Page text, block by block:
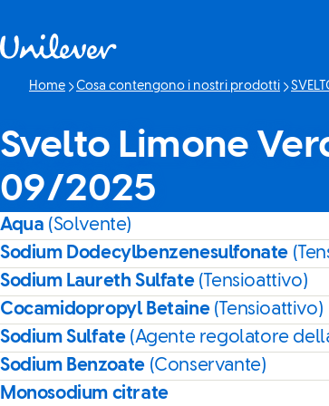
Home Cosa contengono i nostri prodotti
Svelto Limone
09/2025
Aqua (Solvente)
Sodium Dodecylbenzenesulfonate
Sodium Laureth Sulfate (Tensioattivo)
Cocamidopropyl Betaine (Tensioattivo)
Sodium Sulfate (Agente regolatore
Sodium Benzoate (Conservante)
Monosodium citrate